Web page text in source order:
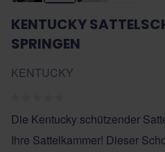
KENTUCKY
SPRINGEN
KENTUCKY
Die Kentucky schützender
Ihre Sattelkammer! Dieser